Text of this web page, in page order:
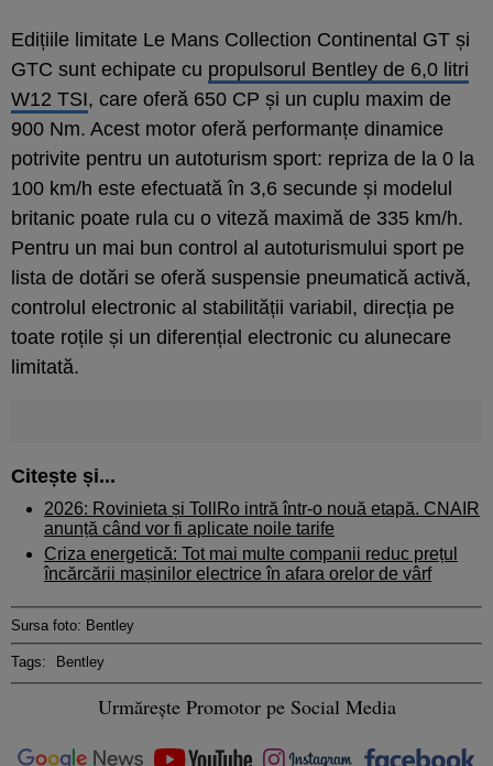
Edițiile limitate Le Mans Collection Continental GT și
GTC sunt echipate cu propulsorul Bentley de 6,0 litri
W12 TSI, care oferă 650 CP și un cuplu maxim de
900 Nm. Acest motor oferă performanțe dinamice
potrivite pentru un autoturism sport: repriza de la 0 la
100 km/h este efectuată în 3,6 secunde și modelul
britanic poate rula cu o viteză maximă de 335 km/h.
Pentru un mai bun control al autoturismului sport pe
lista de dotări se oferă suspensie pneumatică activă,
controlul electronic al stabilității variabil, direcția pe
toate roțile și un diferențial electronic cu alunecare
limitată.
Citește și...
2026: Rovinieta și TollRo intră într-o nouă etapă. CNAIR
anunță când vor fi aplicate noile tarife
Criza energetică: Tot mai multe companii reduc prețul
încărcării mașinilor electrice în afara orelor de vârf
Sursa foto: Bentley
Tags: Bentley
Urmărește Promotor pe Social Media